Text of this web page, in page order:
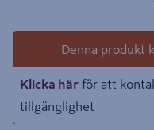
Denna produkt
Klicka här för att
tillgänglighet